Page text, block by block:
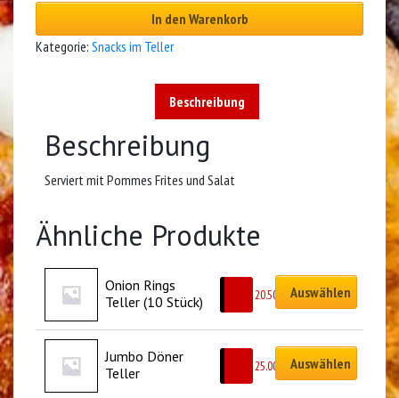
In den Warenkorb
Kategorie: Snacks im Teller
Beschreibung
Beschreibung
Serviert mit Pommes Frites und Salat
Ähnliche Produkte
Onion Rings
Teller (10 Stück)
20.50 Auswählen
Jumbo Döner
Teller
25.00 Auswählen